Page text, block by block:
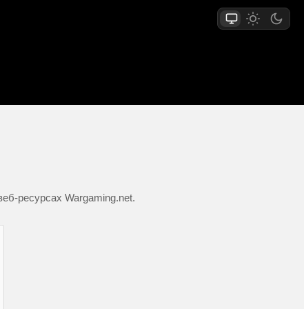
ресурсах Wargaming.net.